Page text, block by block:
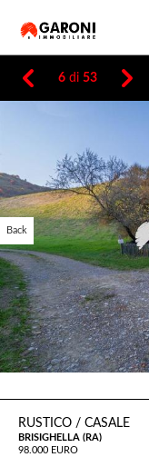
6 di 53
Back
RUSTICO / CASALE
BRISIGHELLA (RA)
98.000 EURO